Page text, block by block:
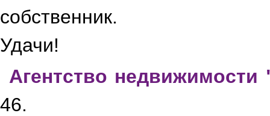
Умывальник
собственник.
Удачи!
Агентство
46.